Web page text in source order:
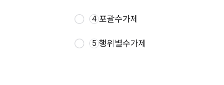
4 포괄수가제
5 행위별수가제